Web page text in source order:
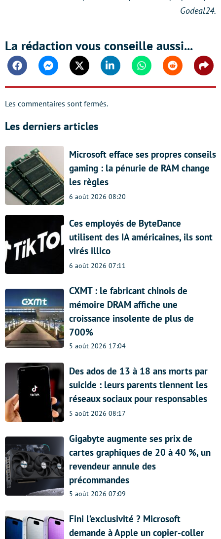
Godeal24.
La rédaction vous conseille aussi...
FacebookMessengerTwitter Linkedin WhatsappReddit
Les commentaires sont fermés.
Les derniers articles
Microsoft efface ses propres conseils
gaming : la pénurie de RAM change
les règles
6 août 2026 08:20
Ces employés de ByteDance
utilisent des IA américaines, ils sont
virés illico
6 août 2026 07:11
CXMT : le fabricant chinois de
mémoire DRAM affiche une
croissance insolente de plus de
700%
5 août 2026 17:04
Des ados de 13 à 18 ans morts par
suicide : leurs parents tiennent les
réseaux sociaux pour responsables
5 août 2026 08:17
Gigabyte augmente ses prix de
cartes graphiques de 20 à 40 %, un
revendeur annule des
précommandes
5 août 2026 07:09
Fini l’exclusivité ? Microsoft
demande à Apple un copier-coller